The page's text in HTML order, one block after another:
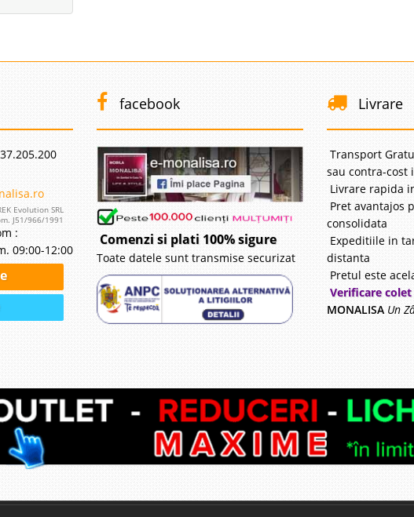
Evolution SRL
J51/966/1991
:
09:00-12:00
facebook
Comenzi si plati 100% sigure
Toate datele sunt transmise securizat
Livrare
Transport
sau contra-cost
Livrare rapida
Pret avantajos
consolidata
Expeditiile in
distanta
Pretul este
Verificare
MONALISA Un